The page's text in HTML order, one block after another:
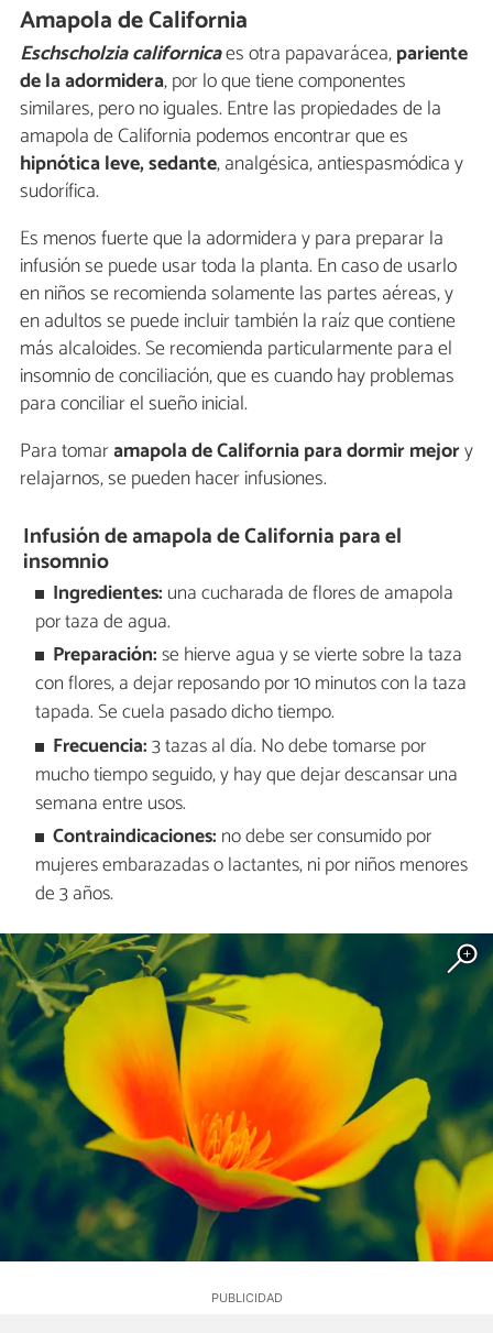
Amapola de California
Eschscholzia californicaes otra papavarácea,pariente
de la adormidera, por lo que tiene componentes
similares, pero no iguales. Entre las propiedades de la
amapola de California podemos encontrar que es
hipnótica leve, sedante, analgésica, antiespasmódica y
sudorífica.
Es menos fuerte que la adormidera y para preparar la
infusión se puede usar toda la planta. En caso de usarlo
en niños se recomienda solamente las partes aéreas, y
en adultos se puede incluir también la raíz que contiene
más alcaloides. Se recomienda particularmente para el
insomnio de conciliación, que es cuando hay problemas
para conciliar el sueño inicial.
Para tomaramapola de California para dormir mejory
relajarnos, se pueden hacer infusiones.
Infusión de amapola de California para el
insomnio
Ingredientes: una cucharada de flores de amapola
por taza de agua.
Preparación:se hierve agua y se vierte sobre la taza
con flores, a dejar reposando por 10 minutos con la taza
tapada. Se cuela pasado dicho tiempo.
Frecuencia:3 tazas al día. No debe tomarse por
mucho tiempo seguido, y hay que dejar descansar una
semana entre usos.
Contraindicaciones: no debe ser consumido por
mujeres embarazadas o lactantes, ni por niños menores
de 3 años.